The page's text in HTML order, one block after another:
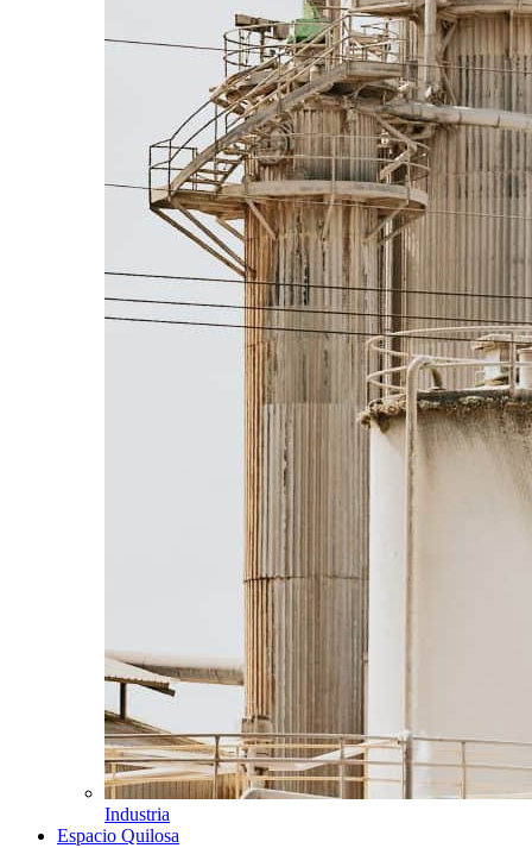
Industria
Espacio Quilosa